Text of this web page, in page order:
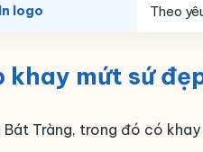
In logo Theo
mứt sứ
Tràng, trong đó có khay